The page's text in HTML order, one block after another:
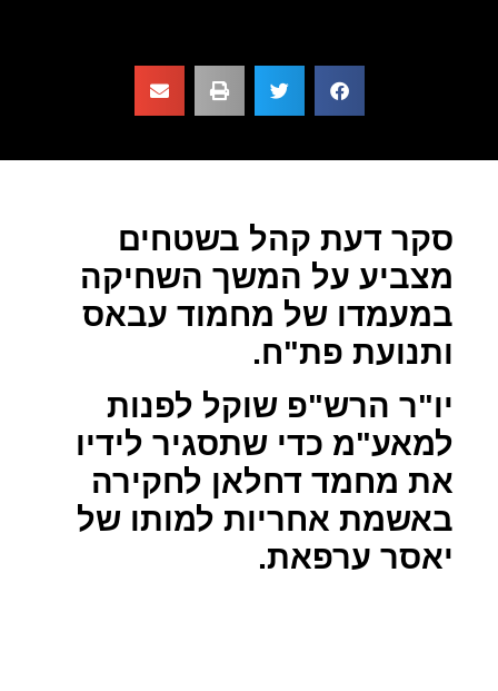
סקר דעת קהל בשטחים
מצביע על המשך השחיקה
במעמדו של מחמוד עבאס
ותנועת פת"ח.
יו"ר הרש"פ שוקל לפנות
למאע"מ כדי שתסגיר לידיו
את מחמד דחלאן לחקירה
באשמת אחריות למותו של
יאסר ערפאת.